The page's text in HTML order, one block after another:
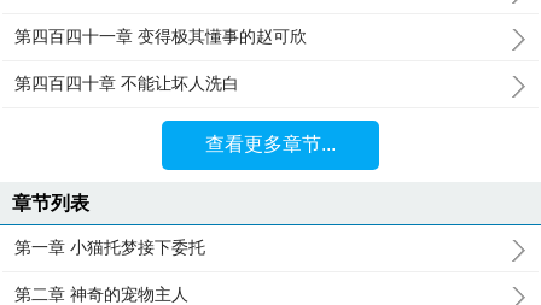
第四百四十一章 变得极其懂事的赵可欣
第四百四十章 不能让坏人洗白
查看更多章节...
章节列表
第一章 小猫托梦接下委托
第二章 神奇的宠物主人